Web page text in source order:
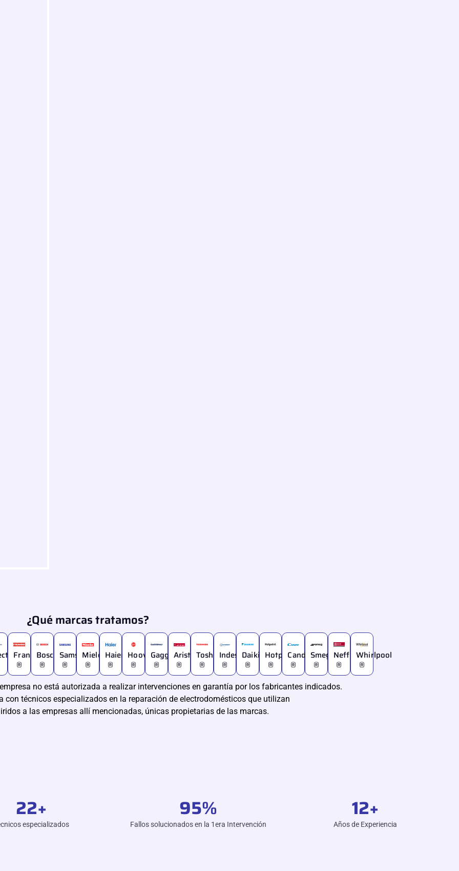
¿Qué marcas tratamos?
Franke
®
Bosch
®
Samsung
®
Miele
®
Haier
®
Hoover
®
Gaggenau
®
Ariston
®
Toshiba
®
Indesit
®
Daikin
®
Hotpoint
®
Candy
®
Smeg
®
Neff
®
Whirlpool
®
no está autorizada a realizar intervenciones en garantía por los fabricantes indicados.
con técnicos especializados en la reparación de electrodomésticos que utilizan
a las empresas allí mencionadas, únicas propietarias de las marcas.
especializados
22+
Fallos solucionados en la 1era Intervención
95%
Años de Experiencia
12+